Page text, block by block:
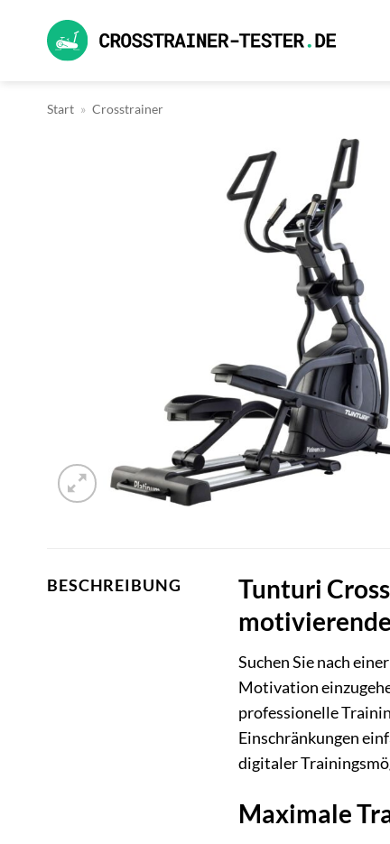
springen
Start » Crosstrainer
BESCHREIBUNG
Tunturi
Suchen Sie nach
Motivation
professionelle
Einschränkungen
digitaler
Maximale